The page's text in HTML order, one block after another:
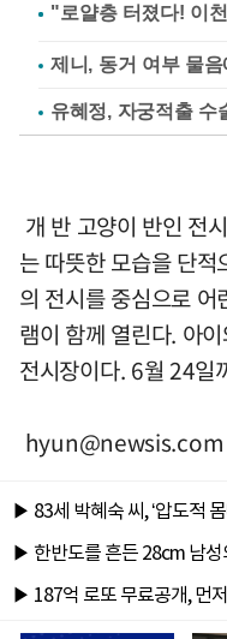
제니, 동거 여부 물
유혜정, 자궁적출
개 반 고양이 반인 전
는 따뜻한 모습을 단
의 전시를 중심으로
램이 함께 열린다. 아
전시장이다. 6월 24일
hyun@newsis.com